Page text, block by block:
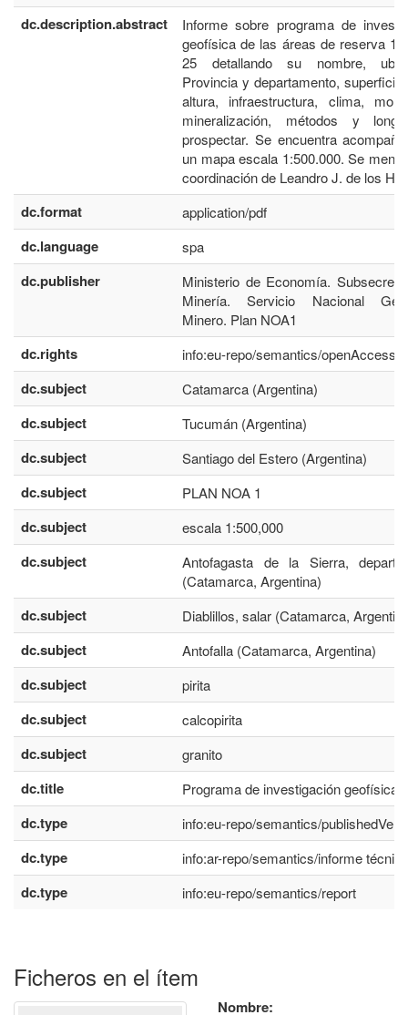
dc.description.abstract
Informe sobre programa de
geofísica de las áreas de reserva 1,
25 detallando su nombre,
Provincia y departamento,
altura, infraestructura, clima,
mineralización, métodos y
prospectar. Se encuentra
un mapa escala 1:500.000. Se
coordinación de Leandro J. de los
dc.format application/pdf
dc.language spa
dc.publisher
Ministerio de Economía.
Minería. Servicio Nacional
Minero. Plan NOA1
dc.rights info:eu-repo/semantics/openAccess
dc.subject Catamarca (Argentina)
dc.subject Tucumán (Argentina)
dc.subject Santiago del Estero (Argentina)
dc.subject PLAN NOA 1
dc.subject escala 1:500,000
dc.subject
Antofagasta de la Sierra,
(Catamarca, Argentina)
dc.subject Diablillos, salar (Catamarca,
dc.subject Antofalla (Catamarca, Argentina)
dc.subject pirita
dc.subject calcopirita
dc.subject granito
dc.title Programa de investigación geofísica
dc.type info:eu-repo/semantics/
dc.type info:ar-repo/semantics/informe técnico
dc.type info:eu-repo/semantics/report
Ficheros en el ítem
Nombre: